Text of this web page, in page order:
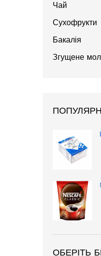
Чай
Сухофрукти
Бакалія
Згущене
ОБЕРІТЬ